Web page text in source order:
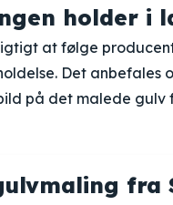
holder i
at følge
Det anbefales
på det malede gulv
fra